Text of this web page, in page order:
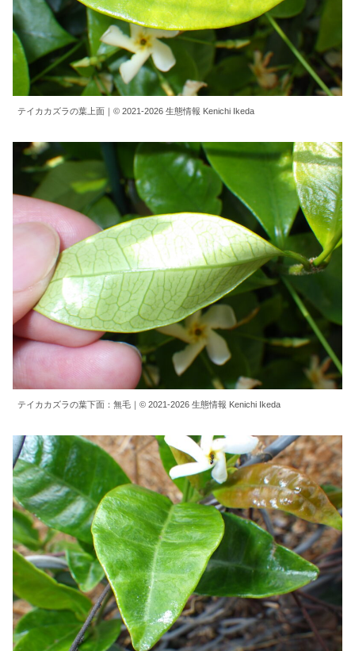
テイカカズラの葉上面｜© 2021-2026 生態情報 Kenichi Ikeda
テイカカズラの葉下面：無毛｜© 2021-2026 生態情報 Kenichi Ikeda